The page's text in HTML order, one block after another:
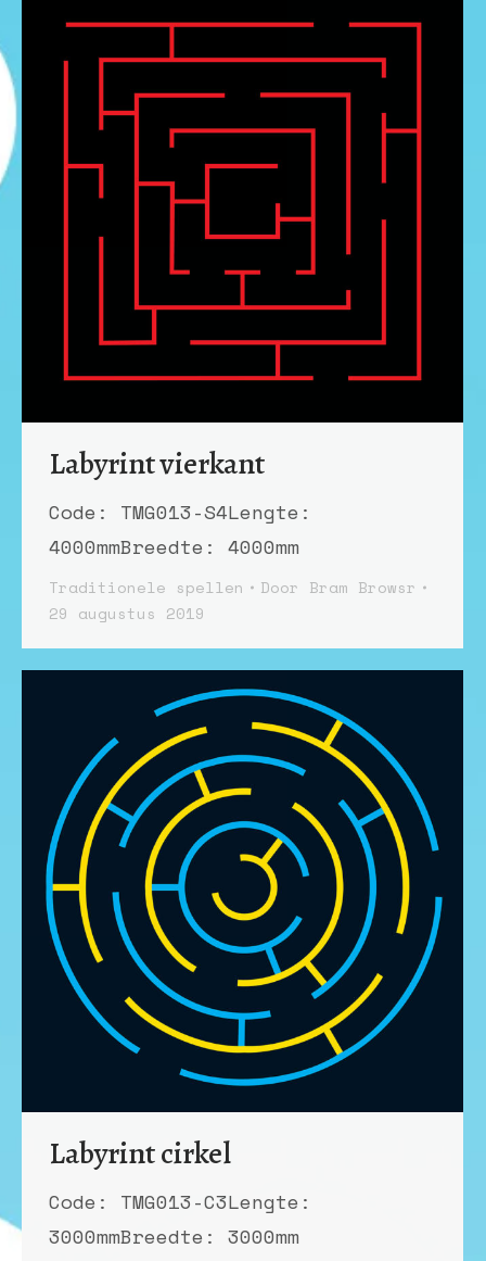
Labyrint vierkant
Code: TMG013-S4Lengte:
4000mmBreedte: 4000mm
Traditionele spellen Door Bram Browsr
29 augustus 2019
Labyrint cirkel
Code: TMG013-C3Lengte:
3000mmBreedte: 3000mm